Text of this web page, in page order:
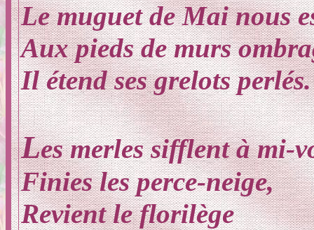
Le muguet de Mai nous
Aux pieds de murs
Il étend ses grelots perlés.
Les merles sifflent à mi-
Finies les perce-neige,
Revient le florilège